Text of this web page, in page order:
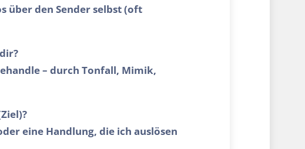
über den Sender selbst (oft
– durch Tonfall, Mimik,
eine Handlung, die ich auslösen